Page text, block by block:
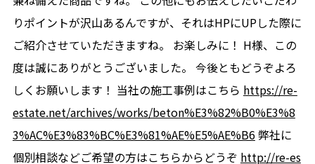
りポイントが沢山あるんですが、それはHPにUPした際に
ご紹介させていただきますね。 お楽しみに！ H様、この
度は誠にありがとうございました。 今後ともどうぞよろ
しくお願いします！ 当社の施工事例はこちら https://re-
estate.net/archives/works/beton%E3%82%B0%E3%8
3%AC%E3%83%BC%E3%81%AE%E5%AE%B6弊社に
個別相談などご希望の方はこちらからどうぞ http://re-es